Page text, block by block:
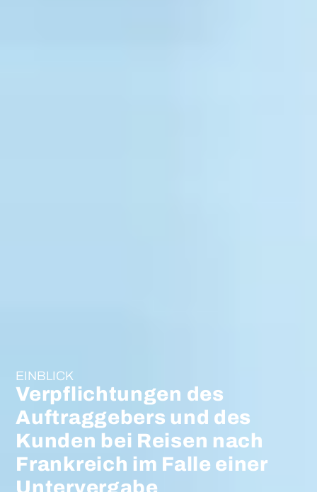
EINBLICK
Verpflichtungen des
Auftraggebers und des
Kunden bei Reisen nach
Frankreich im Falle einer
Untervergabe